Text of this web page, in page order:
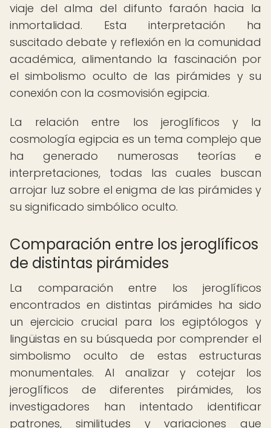
viaje del alma del difunto faraón hacia la
inmortalidad. Esta interpretación ha
suscitado debate y reflexión en la comunidad
académica, alimentando la fascinación por
el simbolismo oculto de las pirámides y su
conexión con la cosmovisión egipcia.
La relación entre los jeroglíficos y la
cosmología egipcia es un tema complejo que
ha generado numerosas teorías e
interpretaciones, todas las cuales buscan
arrojar luz sobre el enigma de las pirámides y
su significado simbólico oculto.
Comparación entre los jeroglíficos
de distintas pirámides
La comparación entre los jeroglíficos
encontrados en distintas pirámides ha sido
un ejercicio crucial para los egiptólogos y
lingüistas en su búsqueda por comprender el
simbolismo oculto de estas estructuras
monumentales. Al analizar y cotejar los
jeroglíficos de diferentes pirámides, los
investigadores han intentado identificar
patrones, similitudes y variaciones que